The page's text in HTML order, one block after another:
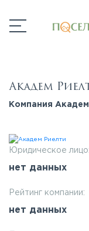
Академ
Компания
Юридическое лицо:
нет данных
Рейтинг компании:
нет данных